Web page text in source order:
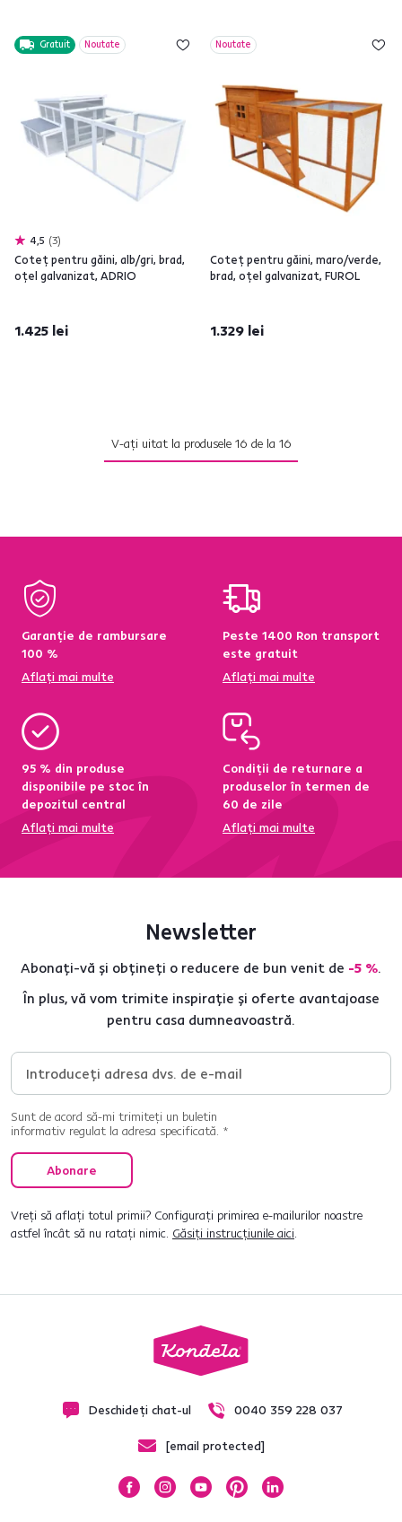
Gratuit Noutate
4,5 3
Coteţ pentru găini, alb/gri, brad,
oţel galvanizat, ADRIO
1.425 lei
Noutate
Coteţ pentru găini, maro/verde,
brad, oţel galvanizat, FUROL
1.329 lei
V-ați uitat la produsele 16 de la 16
Garanție de rambursare
100 %
Aflați mai multe
Peste 1400 Ron transport
este gratuit
Aflați mai multe
95 % din produse
disponibile pe stoc în
depozitul central
Aflați mai multe
Condiții de returnare a
produselor în termen de
60 de zile
Aflați mai multe
Newsletter
Abonați-vă și obțineți o reducere de bun venit de -5 %.
În plus, vă vom trimite inspirație și oferte avantajoase
pentru casa dumneavoastră.
Sunt de acord să-mi trimiteți un buletin
informativ regulat la adresa specificată. *
Abonare
Vreți să aflați totul primii? Configurați primirea e-mailurilor noastre
astfel încât să nu ratați nimic. Găsiți instrucțiunile aici.
Deschideți chat-ul 0040 359 228 037
[email protected]